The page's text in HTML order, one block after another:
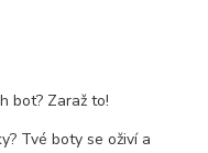
bot? Zaraž to!
Tvé boty se oživí a